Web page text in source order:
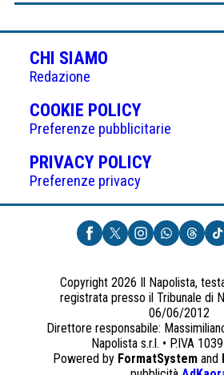
CHI SIAMO
Redazione
COOKIE POLICY(APRE
IN
UNA
NUOVA
Preferenze pubblicitarie
PRIVACY POLICY(APRE
UNA
NUOVA
SCHEDA)
Preferenze privacy
Copyright 2026 Il Napolista,
registrata presso il Tribunale di
06/06/2012
Direttore responsabile:
Napolista s.r.l. • P.IVA
Powered by FormatSystemand